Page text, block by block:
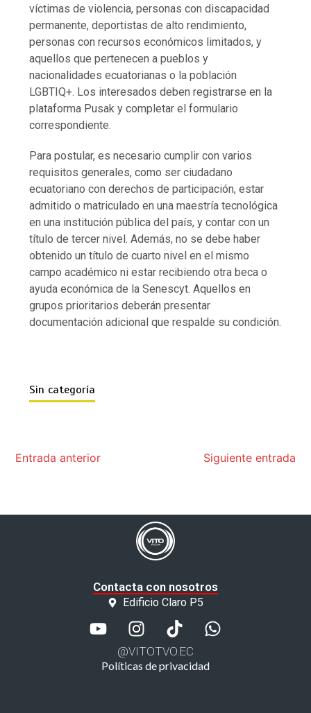
víctimas de violencia, personas con discapacidad
permanente, deportistas de alto rendimiento,
personas con recursos económicos limitados, y
aquellos que pertenecen a pueblos y
nacionalidades ecuatorianas o la población
LGBTIQ+. Los interesados deben registrarse en la
plataforma Pusak y completar el formulario
correspondiente.
Para postular, es necesario cumplir con varios
requisitos generales, como ser ciudadano
ecuatoriano con derechos de participación, estar
admitido o matriculado en una maestría tecnológica
en una institución pública del país, y contar con un
título de tercer nivel. Además, no se debe haber
obtenido un título de cuarto nivel en el mismo
campo académico ni estar recibiendo otra beca o
ayuda económica de la Senescyt. Aquellos en
grupos prioritarios deberán presentar
documentación adicional que respalde su condición.
Sin categoría
Entrada anterior Siguiente entrada
Contacta con nosotros
Edificio Claro P5
@VITOTVO.EC
Políticas de privacidad